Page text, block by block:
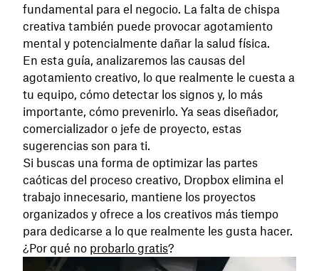
fundamental para el negocio. La falta de chispa
creativa también puede provocar agotamiento
mental y potencialmente dañar la salud física.
En esta guía, analizaremos las causas del
agotamiento creativo, lo que realmente le cuesta a
tu equipo, cómo detectar los signos y, lo más
importante, cómo prevenirlo. Ya seas diseñador,
comercializador o jefe de proyecto, estas
sugerencias son para ti.
Si buscas una forma de optimizar las partes
caóticas del proceso creativo, Dropbox elimina el
trabajo innecesario, mantiene los proyectos
organizados y ofrece a los creativos más tiempo
para dedicarse a lo que realmente les gusta hacer.
¿Por qué no probarlo gratis?